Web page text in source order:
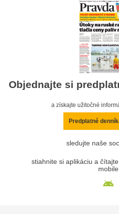
Objednajte si
a získajte užitočné
Predplatné
sledujte naše
stiahnite si aplikáciu a
mobile